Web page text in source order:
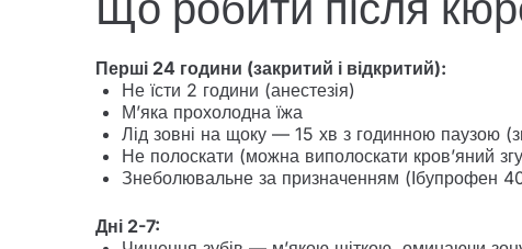
Перші 24 години (закритий і відкритий):
Не їсти 2 години (анестезія)
М’яка прохолодна їжа
Лід зовні на щоку — 15 хв з годинною паузою
Не полоскати (можна виполоскати кров’яний
Знеболювальне за призначенням (Ібупрофен
Дні 2-7: